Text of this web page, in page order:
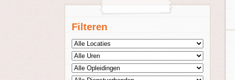
Filteren